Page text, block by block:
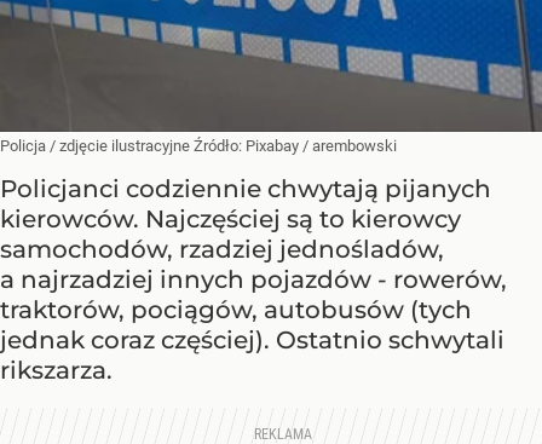
Policja / zdjęcie ilustracyjne Źródło: Pixabay / arembowski
Policjanci codziennie chwytają pijanych
kierowców. Najczęściej są to kierowcy
samochodów, rzadziej jednośladów,
a najrzadziej innych pojazdów - rowerów,
traktorów, pociągów, autobusów (tych
jednak coraz częściej). Ostatnio schwytali
rikszarza.